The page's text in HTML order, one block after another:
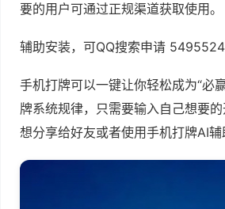
要的用户可通过正规渠道获取使用。
辅助安装，可QQ搜索申请
手机打牌可以一键让你轻松成为“必
牌系统规律，只需要输入自己想要
想分享给好友或者使用手机打牌AI辅